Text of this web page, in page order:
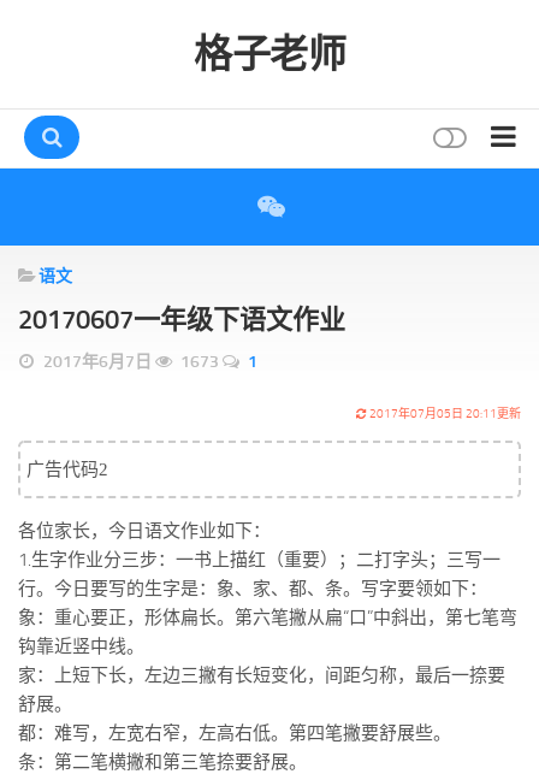
格子老师
互动
评论
打赏
读者
存档
标签
论坛
论坛搜索
页面
博客树
语文
20170607一年级下语文作业
2017年6月7日 1673 1
2017年07月05日 20:11更新
广告代码2
各位家长，今日语文作业如下：
1.生字作业分三步：一书上描红（重要）；二打字头；三写一
行。今日要写的生字是：象、家、都、条。写字要领如下：
象：重心要正，形体扁长。第六笔撇从扁“口”中斜出，第七笔弯
钩靠近竖中线。
家：上短下长，左边三撇有长短变化，间距匀称，最后一捺要
舒展。
都：难写，左宽右窄，左高右低。第四笔撇要舒展些。
条：第二笔横撇和第三笔捺要舒展。